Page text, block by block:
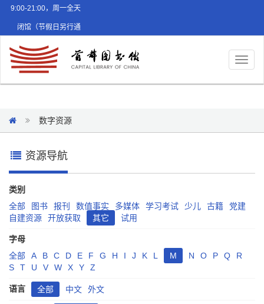
9:00-21:00，周一全天
闭馆（节假日另行通
数字资源
资源导航
类别
全部
图书 报刊 数值事实 多媒体 学习考试 少儿 古籍
党建
自建资源
开放获取 其它 试用
字母
全部
A B C D E F G H I J K L M N O P Q
R
S
T U V W X Y Z
语言 全部 中文 外文